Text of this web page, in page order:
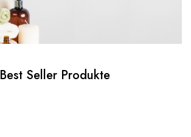
Best Seller Produkte